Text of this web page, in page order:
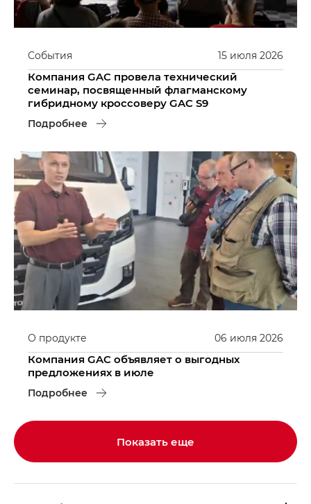
15 июля 2026
События
Компания GAC провела технический
семинар, посвященный флагманскому
гибридному кроссоверу GAC S9
Подробнее
06 июля 2026
О продукте
Компания GAC объявляет о выгодных
предложениях в июле
Подробнее
Показать еще